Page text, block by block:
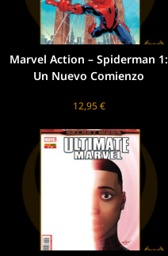
Marvel Action – Spiderman 1:
Un Nuevo Comienzo
12,95€